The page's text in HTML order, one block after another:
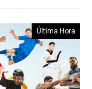
Última Hora